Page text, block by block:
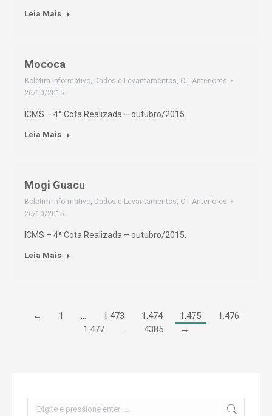
Leia Mais
Mococa
Boletim Informativo, Dados e Levantamentos, OT Anteriores
26/10/2015
ICMS – 4ª Cota Realizada – outubro/2015.
Leia Mais
Mogi Guacu
Boletim Informativo, Dados e Levantamentos, OT Anteriores
26/10/2015
ICMS – 4ª Cota Realizada – outubro/2015.
Leia Mais
← 1 … 1.473 1.474 1.475
1.476
1.477
… 4385 →